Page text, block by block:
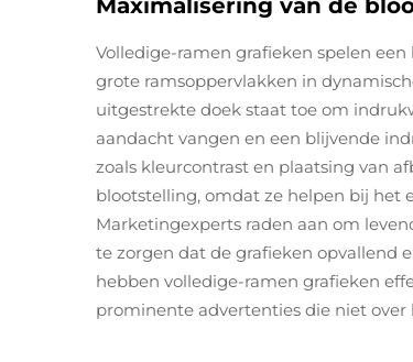
Maximalisering van de
Volledige-ramen grafieken spelen
grote ramsoppervlakken in
uitgestrekte doek staat toe om
aandacht vangen en een blijvende
zoals kleurcontrast en plaatsing van
blootstelling, omdat ze helpen bij het
Marketingexperts raden aan om
te zorgen dat de grafieken opvallend
hebben volledige-ramen grafieken
prominente advertenties die niet